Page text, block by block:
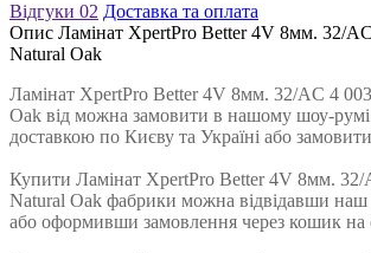
Відгуки 02 Доставка та оплата
Опис Ламінат XpertPro Better 4V 8мм. 32/
Natural Oak
Ламінат XpertPro Better 4V 8мм. 32/AC 4
Oak від можна замовити в нашому шоу-
доставкою по Києву та Україні або
Купити Ламінат XpertPro Better 4V 8мм. 32/
Natural Oak фабрики можна відвідавши
або оформивши замовлення через кошик на